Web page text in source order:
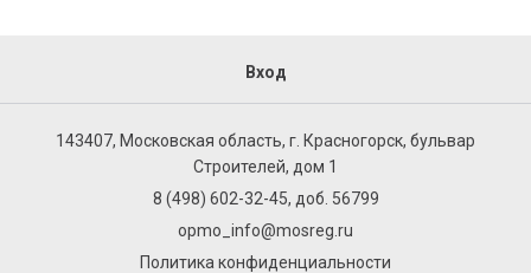
Вход
143407, Московская область, г. Красногорск, бульвар
Строителей, дом 1
8 (498) 602-32-45, доб. 56799
opmo_info@mosreg.ru
Политика конфиденциальности